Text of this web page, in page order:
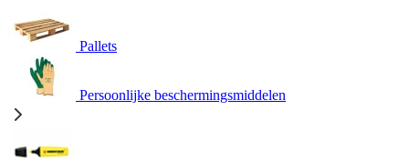
Pallets
Persoonlijke beschermingsmiddelen